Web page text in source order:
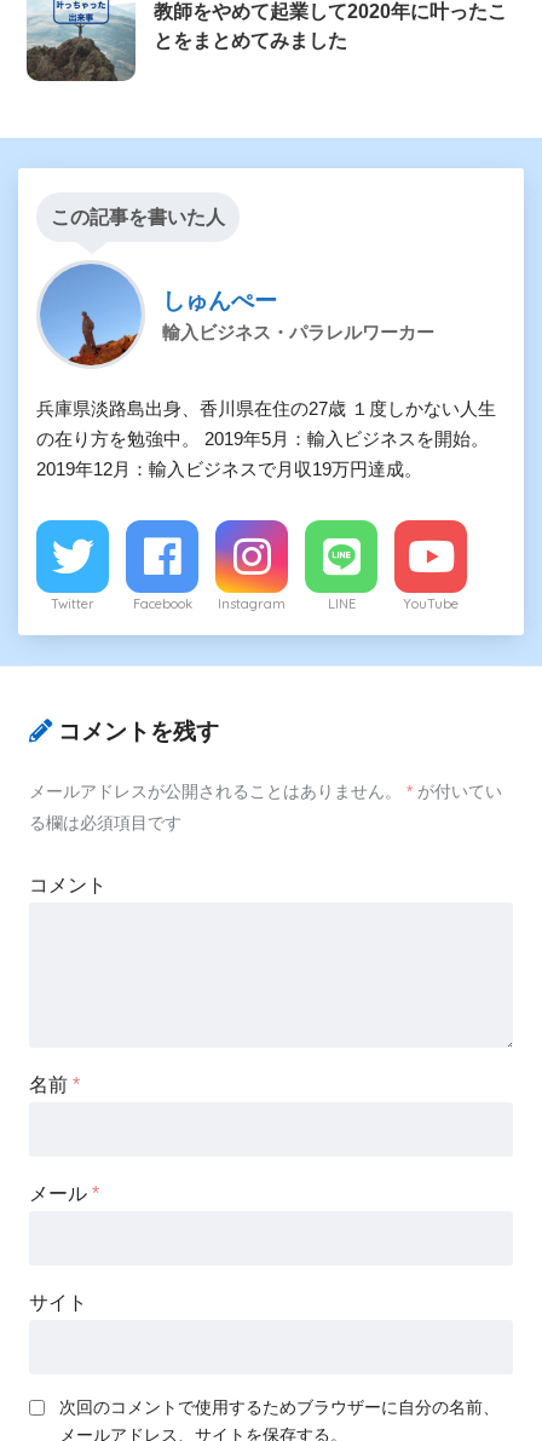
教師をやめて起業して2020年に叶ったこ
とをまとめてみました
この記事を書いた人
しゅんぺー
輸入ビジネス・パラレルワーカー
兵庫県淡路島出身、香川県在住の27歳 １度しかない人生
の在り方を勉強中。 2019年5月：輸入ビジネスを開始。
2019年12月：輸入ビジネスで月収19万円達成。
Twitter Facebook Instagram LINE YouTube
コメントを残す
メールアドレスが公開されることはありません。 * が付いてい
る欄は必須項目です
コメント
名前 *
メール *
サイト
次回のコメントで使用するためブラウザーに自分の名前、
メールアドレス、サイトを保存する。